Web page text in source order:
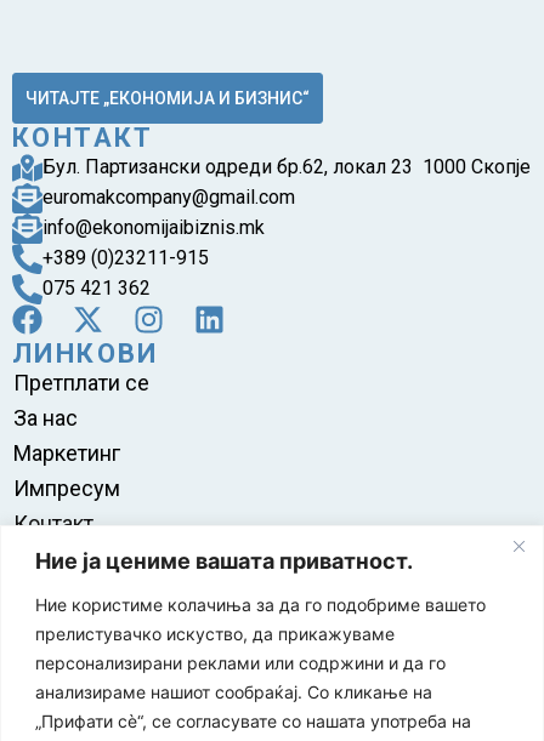
Ние ја цениме вашата приватност.
Ние користиме колачиња за да го подобриме вашето
прелистувачко искуство, да прикажуваме
персонализирани реклами или содржини и да го
анализираме нашиот сообраќај. Со кликање на
„Прифати сè“, се согласувате со нашата употреба на
ЧИТАЈТЕ „ЕКОНОМИЈА И БИЗНИС“
КОНТАКТ
Бул. Партизански одреди бр.62, локал 23 1000 Скопје
euromakcompany@gmail.com
info@ekonomijaibiznis.mk
+389 (0)23211-915
075 421 362
ЛИНКОВИ
Претплати се
За нас
Маркетинг
Импресум
Контакт
Правила на користење